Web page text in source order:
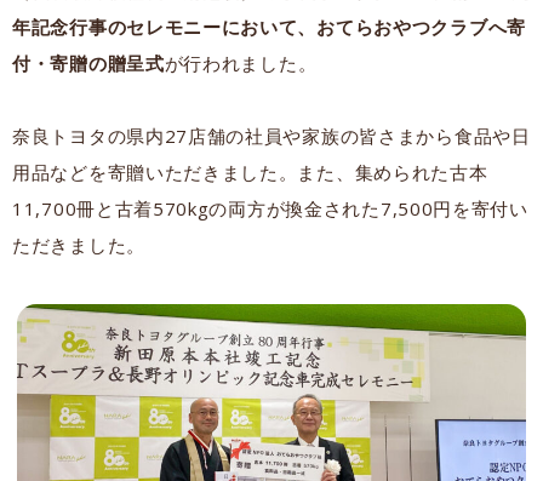
年記念行事のセレモニーにおいて、おてらおやつクラブへ寄
付・寄贈の贈呈式が行われました。
奈良トヨタの県内27店舗の社員や家族の皆さまから食品や日
用品などを寄贈いただきました。また、集められた古本
11,700冊と古着570kgの両方が換金された7,500円を寄付い
ただきました。